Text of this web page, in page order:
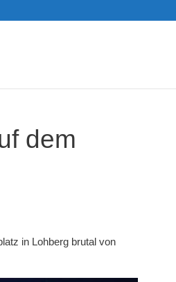
dem
in Lohberg brutal von